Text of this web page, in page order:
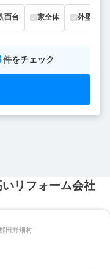
面台 家全体 外壁
件をチェック
リフォーム会社
田野畑村